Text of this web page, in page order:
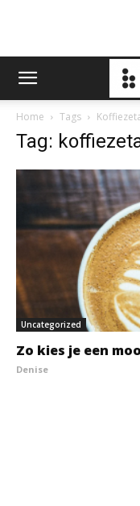
Home Tags
Tag:
Uncategorized
Zo kies je een
Denise